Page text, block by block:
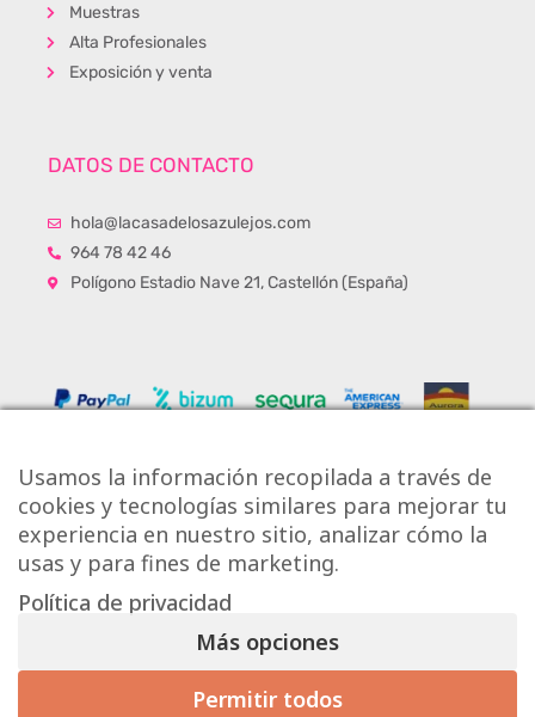
Muestras
Alta Profesionales
Exposición y venta
DATOS DE CONTACTO
hola@lacasadelosazulejos.com
964 78 42 46
Polígono Estadio Nave 21, Castellón (España)
Copyright © Onlytiles S.L.
La Casa de los Azulejos ®
Usamos la información recopilada a través de
cookies y tecnologías similares para mejorar tu
experiencia en nuestro sitio, analizar cómo la
usas y para fines de marketing.
Política de privacidad
Más opciones
Permitir todos